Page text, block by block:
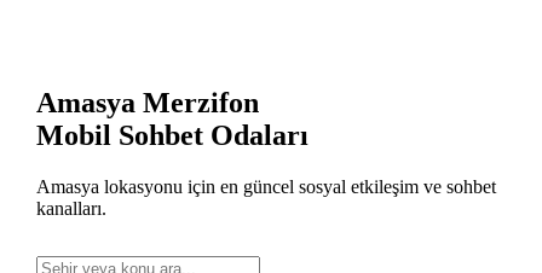
Amasya Merzifon
Mobil Sohbet Odaları
Amasya lokasyonu için en güncel sosyal etkileşim ve sohbet
kanalları.